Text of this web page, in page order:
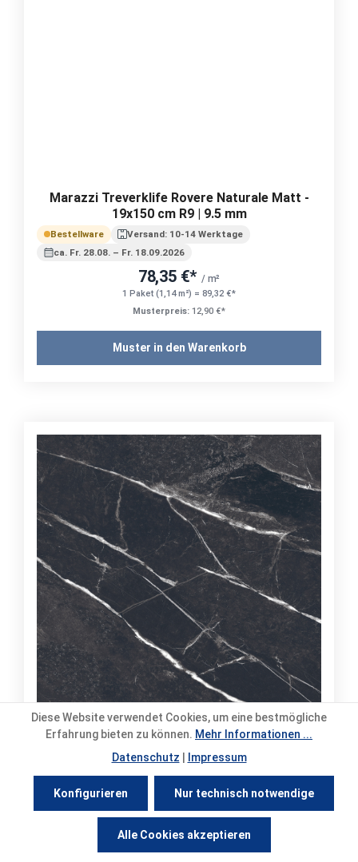
Marazzi Treverklife Rovere Naturale Matt -
19x150 cm R9 | 9.5 mm
Bestellware
Versand: 10-14 Werktage
ca. Fr. 28.08. – Fr. 18.09.2026
78,35 €* / m²
1 Paket (1,14 m²) = 89,32 €*
Musterpreis: 12,90 €*
Muster in den Warenkorb
Marazzi Arcadia Veriaş Black 60x60 cm
Bestellware
Versand: 10-14 Werktage
ca. Fr. 28.08. – Fr. 18.09.2026
26,35 €* / Karton
Grundpreis: 24,40 €/m²
Werkzeugleiste anzeigen
Diese Website verwendet Cookies, um eine bestmögliche
Erfahrung bieten zu können. Mehr Informationen ...
Datenschutz
Impressum
Nur technisch notwendige
Konfigurieren
Alle Cookies akzeptieren